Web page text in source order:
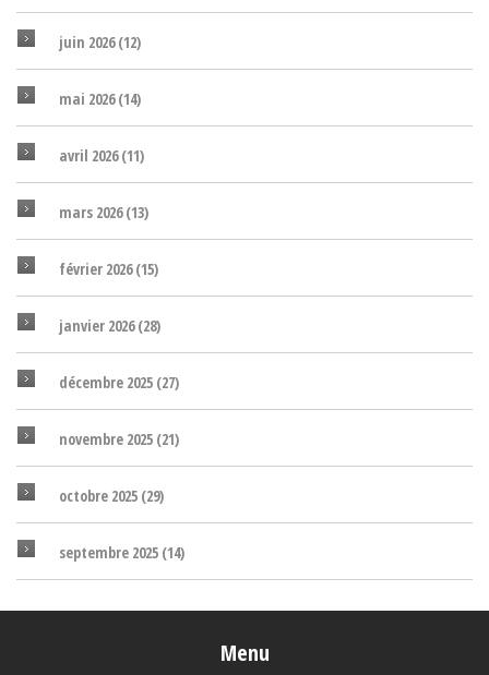
juin 2026(12)
mai 2026(14)
avril 2026(11)
mars 2026(13)
février 2026(15)
janvier 2026(28)
décembre 2025 (27)
novembre 2025 (21)
octobre 2025 (29)
septembre 2025 (14)
Menu